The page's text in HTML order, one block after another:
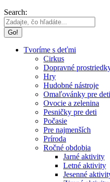
Search:
Tvoríme s deťmi
Cirkus
Dopravné
Hry
Hudobné nástroje
Omaľovánky pre deti
Ovocie a zelenina
Pesničky pre deti
Počasie
Pre najmenších
Príroda
Ročné obdobia
Jarné aktivity
Letné aktivity
Jesenné